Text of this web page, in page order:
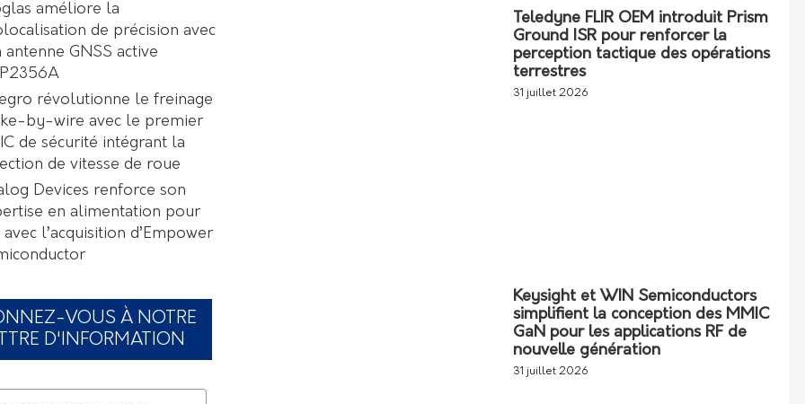
Teledyne FLIR OEM introduit Prism
Ground ISR pour renforcer la
perception tactique des opérations
terrestres
31 juillet 2026
Keysight et WIN Semiconductors
simplifient la conception des MMIC
GaN pour les applications RF de
nouvelle génération
31 juillet 2026
améliore la
de précision avec
antenne GNSS active
révolutionne le freinage
by-wire avec le premier
de sécurité intégrant la
de vitesse de roue
Devices renforce son
en alimentation pour
avec l’acquisition d’Empower
VOUS À NOTRE
D'INFORMATION